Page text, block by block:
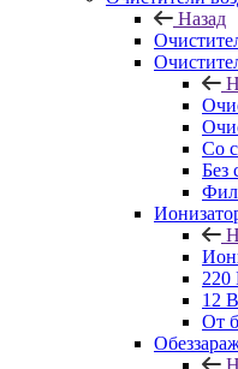
Назад
Cо
Без
220
12 В
От